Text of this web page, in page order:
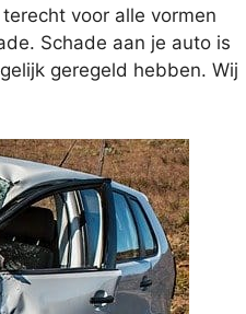
voor alle vormen
Schade aan je auto is
geregeld hebben. Wij